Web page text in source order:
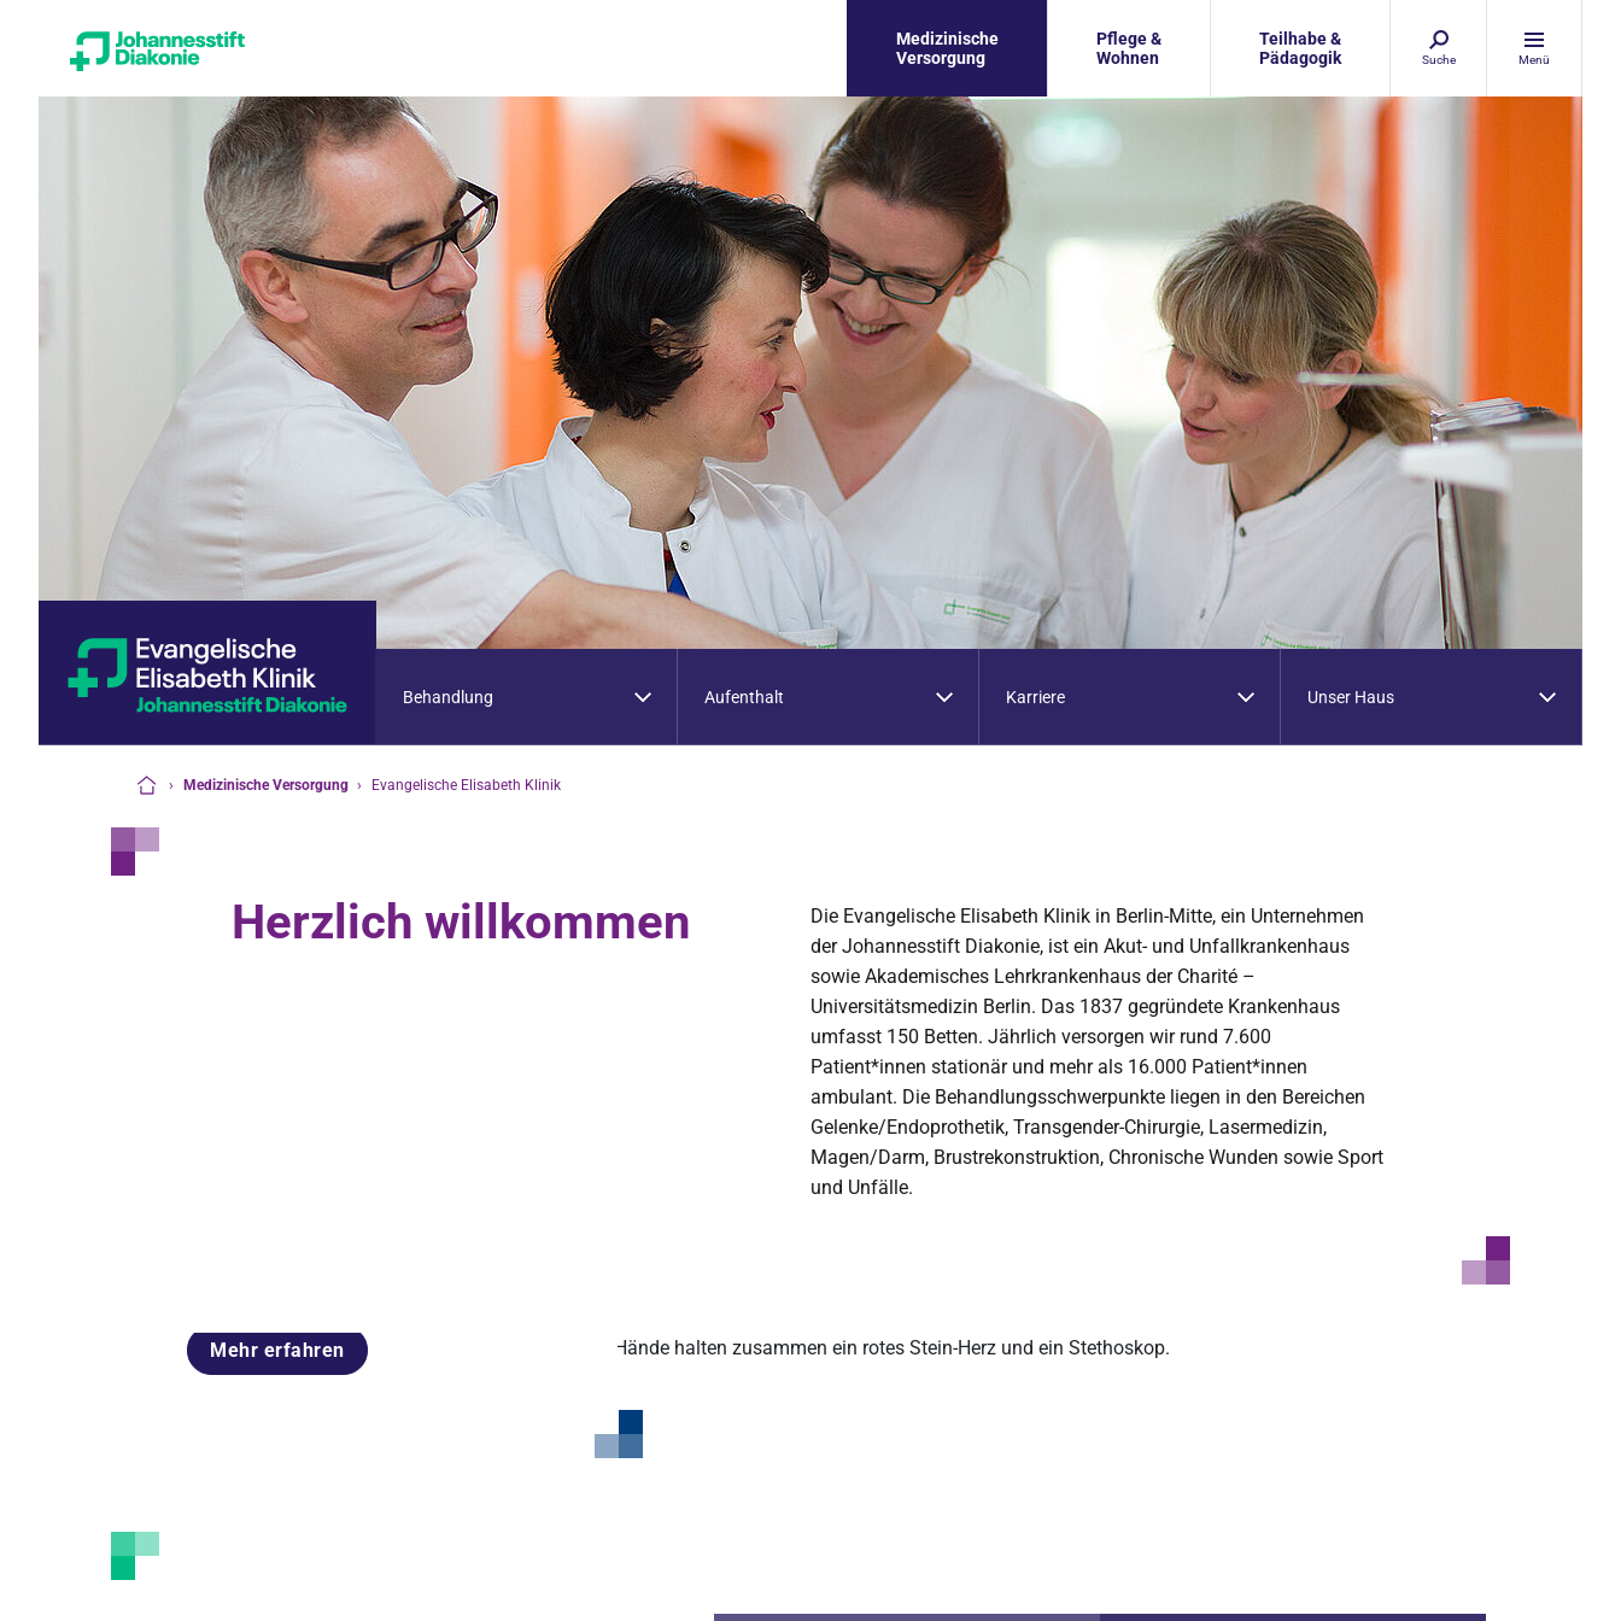
Medizinische
Versorgung
Pflege &
Wohnen
Teilhabe &
Pädagogik
Suche Menü
Behandlung Aufenthalt Karriere Unser Haus
› Medizinische Versorgung › Evangelische Elisabeth Klinik
Herzlich willkommen
Die Evangelische Elisabeth Klinik in Berlin-Mitte, ein Unternehmen
der Johannesstift Diakonie, ist ein Akut- und Unfallkrankenhaus
sowie Akademisches Lehrkrankenhaus der Charité –
Universitätsmedizin Berlin. Das 1837 gegründete Krankenhaus
umfasst 150 Betten. Jährlich versorgen wir rund 7.600
Patient*innen stationär und mehr als 16.000 Patient*innen
ambulant. Die Behandlungsschwerpunkte liegen in den Bereichen
Gelenke/Endoprothetik, Transgender-Chirurgie, Lasermedizin,
Magen/Darm, Brustrekonstruktion, Chronische Wunden sowie Sport
und Unfälle.
Mehr erfahren